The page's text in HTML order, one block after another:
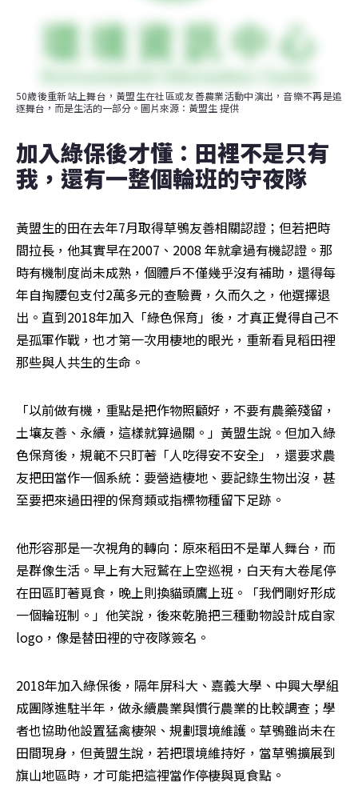
50歲後重新站上舞台，黃盟生在社區或友善農業活動中演出，音樂不再是追
逐舞台，而是生活的一部分。圖片來源：黃盟生 提供
加入綠保後才懂：田裡不是只有
我，還有一整個輪班的守夜隊
黃盟生的田在去年7月取得草鴞友善相關認證；但若把時
間拉長，他其實早在2007、2008 年就拿過有機認證。那
時有機制度尚未成熟，個體戶不僅幾乎沒有補助，還得每
年自掏腰包支付2萬多元的查驗費，久而久之，他選擇退
出。直到2018年加入「綠色保育」後，才真正覺得自己不
是孤軍作戰，也才第一次用棲地的眼光，重新看見稻田裡
那些與人共生的生命。
「以前做有機，重點是把作物照顧好，不要有農藥殘留，
土壤友善、永續，這樣就算過關。」黃盟生說。但加入綠
色保育後，規範不只盯著「人吃得安不安全」，還要求農
友把田當作一個系統：要營造棲地、要記錄生物出沒，甚
至要把來過田裡的保育類或指標物種留下足跡。
他形容那是一次視角的轉向：原來稻田不是單人舞台，而
是群像生活。早上有大冠鷲在上空巡視，白天有大卷尾停
在田區盯著覓食，晚上則換貓頭鷹上班。「我們剛好形成
一個輪班制。」他笑說，後來乾脆把三種動物設計成自家
logo，像是替田裡的守夜隊簽名。
2018年加入綠保後，隔年屏科大、嘉義大學、中興大學組
成團隊進駐半年，做永續農業與慣行農業的比較調查；學
者也協助他設置猛禽棲架、規劃環境維護。草鴞雖尚未在
田間現身，但黃盟生說，若把環境維持好，當草鴞擴展到
旗山地區時，才可能把這裡當作停棲與覓食點。